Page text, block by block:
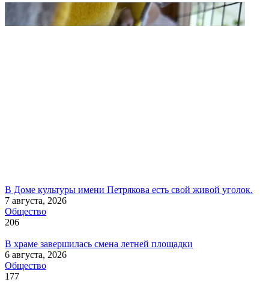
В Доме культуры имени Петрякова есть свой живой уголок.
7 августа, 2026
Общество
206
В храме завершилась смена летней площадки
6 августа, 2026
Общество
177